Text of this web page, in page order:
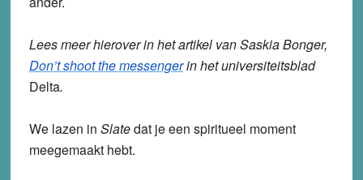
Lees meer hierover in het artikel van Saskia Bonger,
Don’t shoot the messengerin het universiteitsblad
Delta.
We lazen in Slatedat je een spiritueel moment
meegemaakt hebt.